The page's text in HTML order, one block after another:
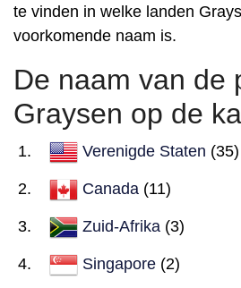
te vinden in welke landen
voorkomende naam is.
De naam van de
Graysen op de
Verenigde Staten (35)
Canada (11)
Zuid-Afrika (3)
Singapore (2)